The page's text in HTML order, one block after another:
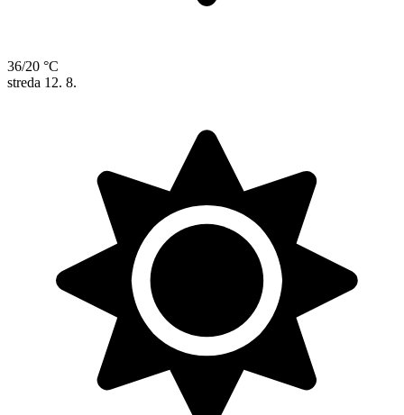
36/20 °C
streda 12. 8.